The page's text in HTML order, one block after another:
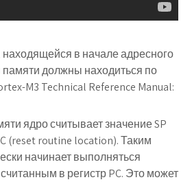
находящейся в начале адресного
должны находиться по
M3 Technical Reference Manual:
ядро считывает значение SP
(reset routine location). Таким
начинает выполняться
в регистр PC. Это может